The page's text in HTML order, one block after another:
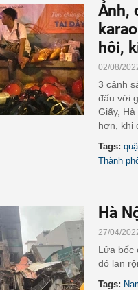
Ảnh,
hôi,
02/08/
3 cảnh
đấu với
Giấy,
hơn, khi
Tags:
Thành
Hà
27/04/
Lửa bốc
đó lan
Tags: